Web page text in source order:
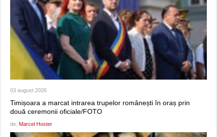
03 august 2026
Timișoara a marcat intrarea trupelor românești în oraș prin
două ceremonii oficiale/FOTO
de: Marcel Hoster